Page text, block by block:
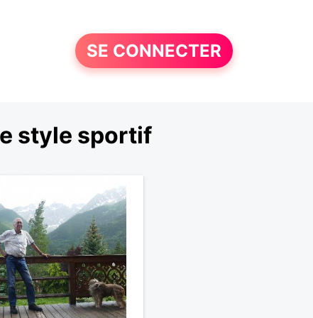
SE CONNECTER
style sportif